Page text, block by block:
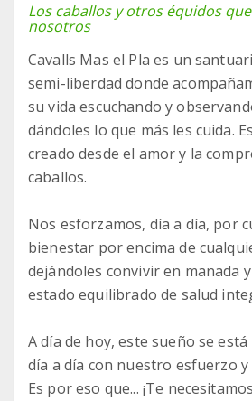
Los caballos y otros équidos
nosotros
Cavalls Mas el Pla es un
semi-liberdad donde
su vida escuchando y
dándoles lo que más les cuida.
creado desde el amor y la
caballos.
Nos esforzamos, día a día, por
bienestar por encima de
dejándoles convivir en manada
estado equilibrado de salud
A día de hoy, este sueño se
día a día con nuestro esfuerzo y
Es por eso que... ¡Te